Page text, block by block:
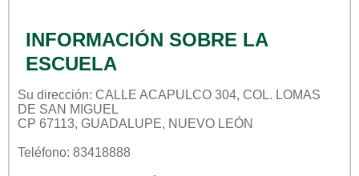
INFORMACIÓN SOBRE LA
ESCUELA
Su dirección: CALLE ACAPULCO 304, COL. LOMAS
DE SAN MIGUEL
CP 67113, GUADALUPE, NUEVO LEÓN
Teléfono: 83418888